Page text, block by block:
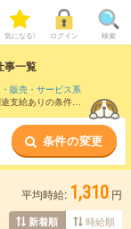
気になる! ログイン 検索
事一覧
販売・サービス系
支給ありの条件の
条件の変更
平均時給: 1,310 円
新着順 時給順